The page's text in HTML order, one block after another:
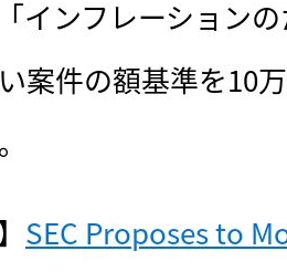
インフレーション
案件の額基準を10
SEC Proposes to